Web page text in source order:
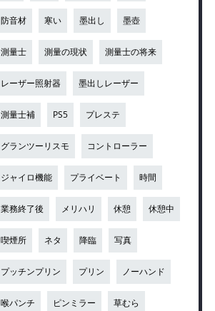
防音材 寒い 墨出し 墨壺
測量士 測量の現状 測量士の将来
レーザー照射器 墨出しレーザー
測量士補 PS5 プレステ
グランツーリスモ コントローラー
ジャイロ機能 プライベート 時間
業務終了後 メリハリ 休憩 休憩中
喫煙所 ネタ 降臨 写真
プッチンプリン プリン ノーハンド
喉パンチ ピンミラー 草むら